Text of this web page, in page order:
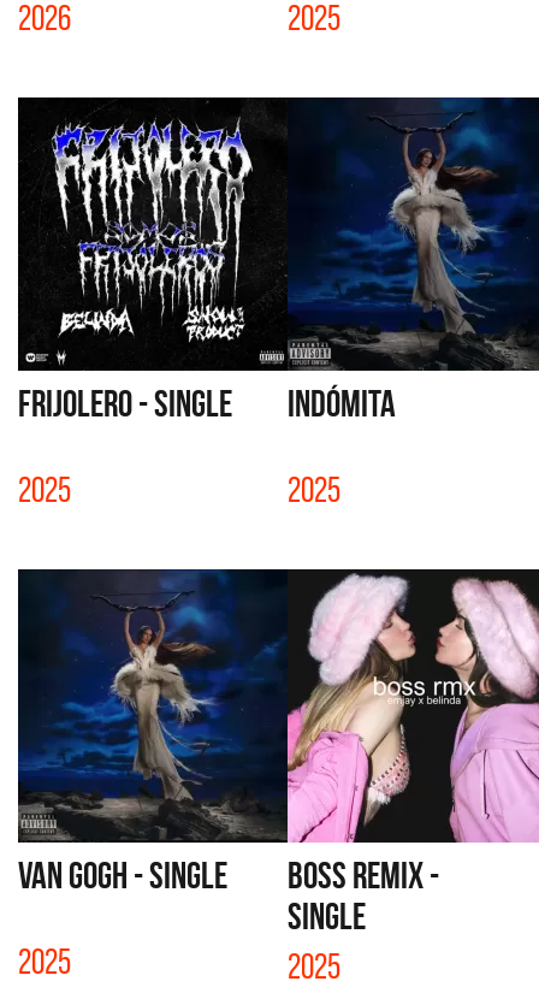
2026 2025
FRIJOLERO - SINGLE
2025
INDÓMITA
2025
VAN GOGH - SINGLE
2025
BOSS REMIX -
SINGLE
2025